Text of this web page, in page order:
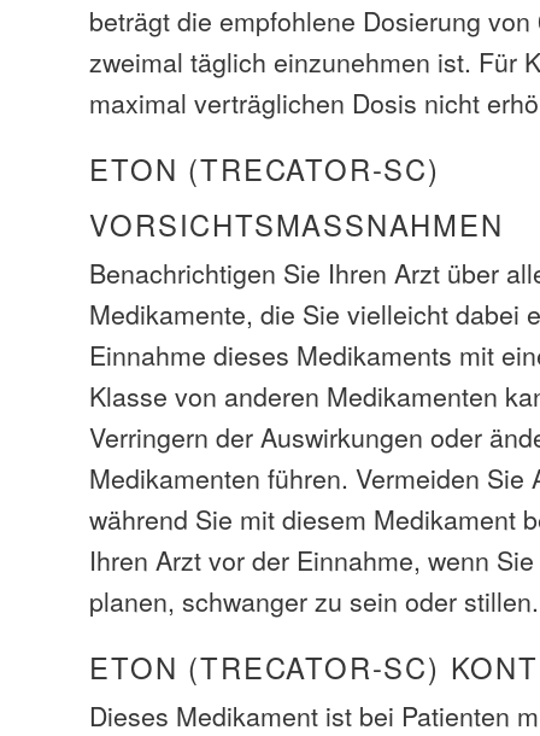
beträgt die empfohlene Dosierung
zweimal täglich einzunehmen ist. Für
maximal verträglichen Dosis nicht
ETON (TRECATOR-SC)
VORSICHTSMASSNAHMEN
Benachrichtigen Sie Ihren Arzt über
Medikamente, die Sie vielleicht dabei
Einnahme dieses Medikaments mit
Klasse von anderen Medikamenten
Verringern der Auswirkungen oder
Medikamenten führen. Vermeiden Sie
während Sie mit diesem Medikament
Ihren Arzt vor der Einnahme, wenn
planen, schwanger zu sein oder stillen.
ETON (TRECATOR-SC)
Dieses Medikament ist bei Patienten